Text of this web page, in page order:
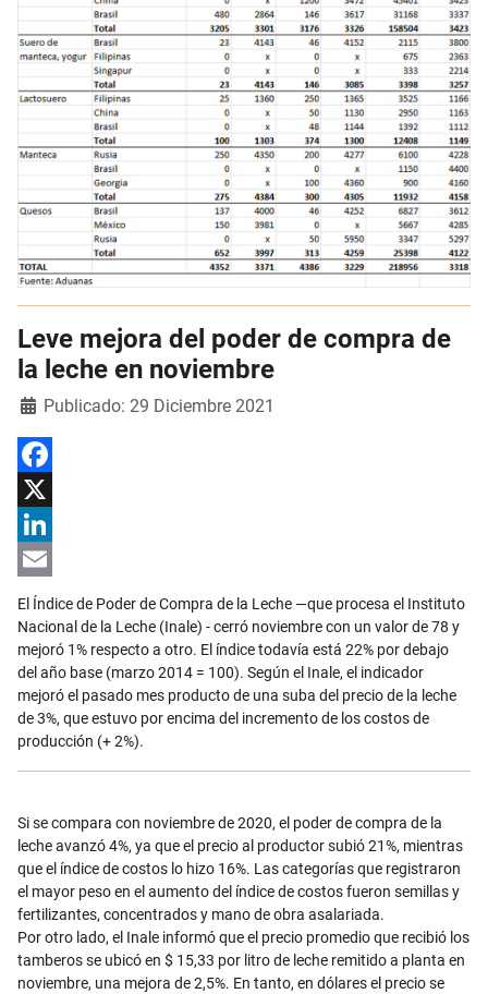
Leve mejora del poder de compra de
la leche en noviembre
DetallesPublicado: 29 Diciembre 2021
Facebook
X
LinkedIn
Email
El Índice de Poder de Compra de la Leche —que procesa el Instituto
Nacional de la Leche (Inale) - cerró noviembre con un valor de 78 y
mejoró 1% respecto a otro. El índice todavía está 22% por debajo
del año base (marzo 2014 = 100). Según el Inale, el indicador
mejoró el pasado mes producto de una suba del precio de la leche
de 3%, que estuvo por encima del incremento de los costos de
producción (+ 2%).
Si se compara con noviembre de 2020, el poder de compra de la
leche avanzó 4%, ya que el precio al productor subió 21%, mientras
que el índice de costos lo hizo 16%. Las categorías que registraron
el mayor peso en el aumento del índice de costos fueron semillas y
fertilizantes, concentrados y mano de obra asalariada.
Por otro lado, el Inale informó que el precio promedio que recibió los
tamberos se ubicó en $ 15,33 por litro de leche remitido a planta en
noviembre, una mejora de 2,5%. En tanto, en dólares el precio se